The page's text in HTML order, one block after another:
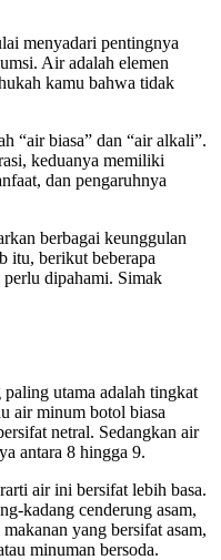
menyadari pentingnya
Air adalah elemen
kamu bahwa tidak
“air biasa” dan “air alkali”.
keduanya memiliki
dan pengaruhnya
berbagai keunggulan
itu, berikut beberapa
perlu dipahami. Simak
utama adalah tingkat
air minum botol biasa
netral. Sedangkan air
antara 8 hingga 9.
air ini bersifat lebih basa.
kadang cenderung asam,
yang bersifat asam,
minuman bersoda.